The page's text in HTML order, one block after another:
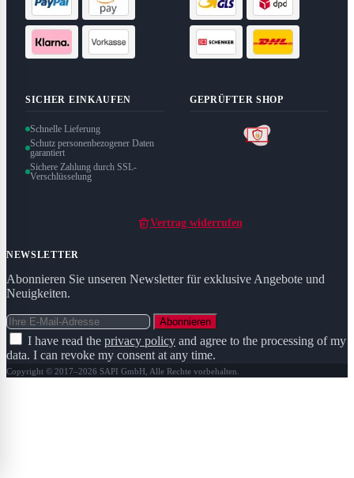
SICHER EINKAUFEN
Schnelle Lieferung
Schutz personenbezogener Daten
garantiert
Sichere Zahlung durch SSL-
Verschlüsselung
GEPRÜFTER SHOP
Vertrag widerrufen
NEWSLETTER
Abonnieren Sie unseren Newsletter für exklusive Angebote und
Neuigkeiten.
Abonnieren
I have read the privacy policy and agree to the processing of my
data. I can revoke my consent at any time.
Copyright © 2017–2026 SAPI GmbH, Alle Rechte vorbehalten.